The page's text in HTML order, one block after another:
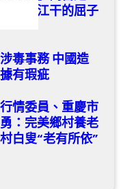
汨羅江干的屈子
毒事務 中國造
有瑕疵
情委員、重慶市
：完美鄉村養老
白叟“老有所依”